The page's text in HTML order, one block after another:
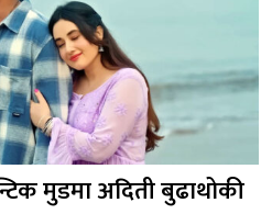
मुडमा अदिती बुढाथोकी